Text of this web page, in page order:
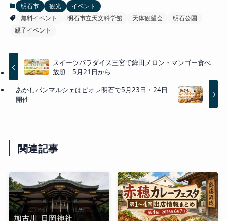
明石市 観光
イベント
無料イベント
明石市立天文科学館 天体観望会
明石公園
親子イベント
スイーツパラダイス三宮で鉾田メロン・マンゴー食べ
放題｜5月21日から
あかしパンマルシェはピオレ明石で5月23日・24日
開催
関連記事